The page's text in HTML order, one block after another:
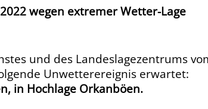
wegen extremer Wetter-Lage
und des Landeslagezentrums
Unwetterereignis erwartet:
in Hochlage Orkanböen.